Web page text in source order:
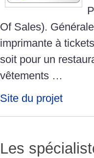
Of Sales).
imprimante à
soit pour un
vêtements …
Site du projet
Les